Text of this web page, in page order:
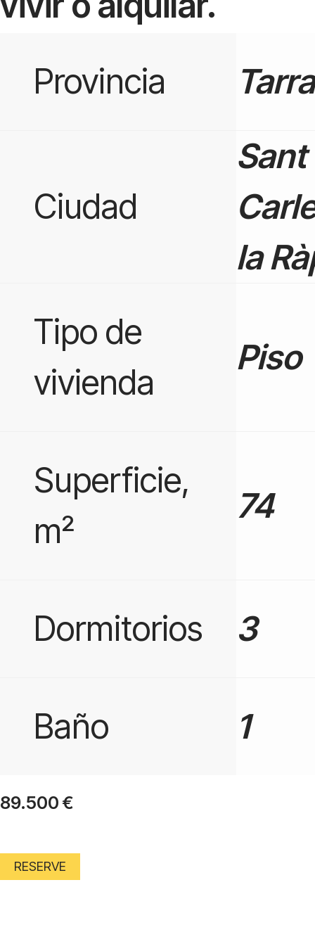
Provincia
Ciudad
Sant
la
Tipo de
vivienda
Piso
Superficie,
m²
74
Dormitorios 3
Baño 1
89.500 €
RESERVE